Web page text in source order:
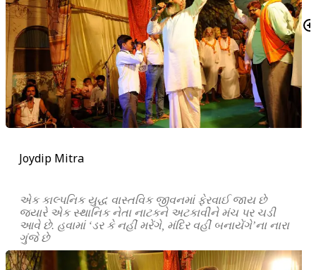
Joydip Mitra
એક કાલ્પનિક યુદ્ધ વાસ્તવિક જીવનમાં ફેરવાઈ જાય છે
જ્યારે એક સ્થાનિક નેતા નાટકને અટકાવીને મંચ પર ચડી
આવે છે. હવામાં ‘ડર કે નહીં મરેંગે, મંદિર વહીં બનાયેંગે’ના નારા
ગુંજે છે